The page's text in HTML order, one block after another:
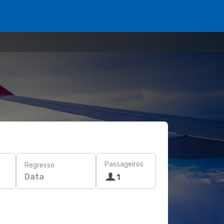
Regresso
Data
Passageiros
1